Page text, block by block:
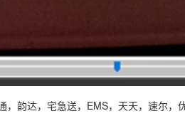
韵达，宅急送，EMS，天天，速尔，